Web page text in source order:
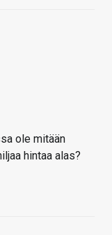
ole mitään
hintaa alas?